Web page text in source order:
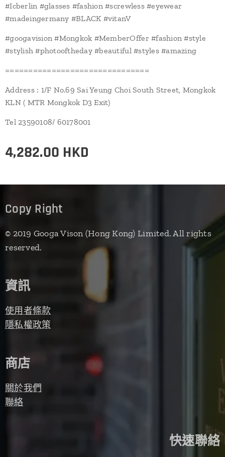
#Icberlin #glasses #fashion #screwless #eyewear
#madeingermany #BLACK #vitanV
#googavision #Mongkok #MemberOffer #fashion #style
#stylish #photooftheday #beautiful #styles #amazing
===============================
Address : 1/F No.69 Sai Yeung Choi South Street, Mongkok
KLN ( MTR Mongkok D3 Exit)
Tel 23590108/ 60178001
4,282.00 HKD
Copy Right
© 2019 Googa Vison (Hong Kong) Limited. All rights
reserved.
資訊
使用者條款
隱私權政策
商店
關於我們
聯絡
快速聯絡